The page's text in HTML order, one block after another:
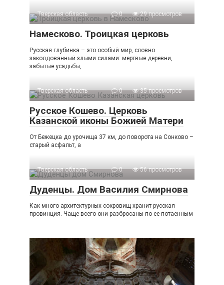
Тверская область 0 29 просмотров
Намесково. Троицкая церковь
Русская глубинка – это особый мир, словно
заколдованный злыми силами: мертвые деревни,
забытые усадьбы,
Тверская область 0 35 просмотров
Русское Кошево. Церковь
Казанской иконы Божией Матери
От Бежецка до урочища 37 км, до поворота на Сонково –
старый асфальт, а
Тверская область 0 56 просмотров
Дуденцы. Дом Василия Смирнова
Как много архитектурных сокровищ хранит русская
провинция. Чаще всего они разбросаны по ее потаенным